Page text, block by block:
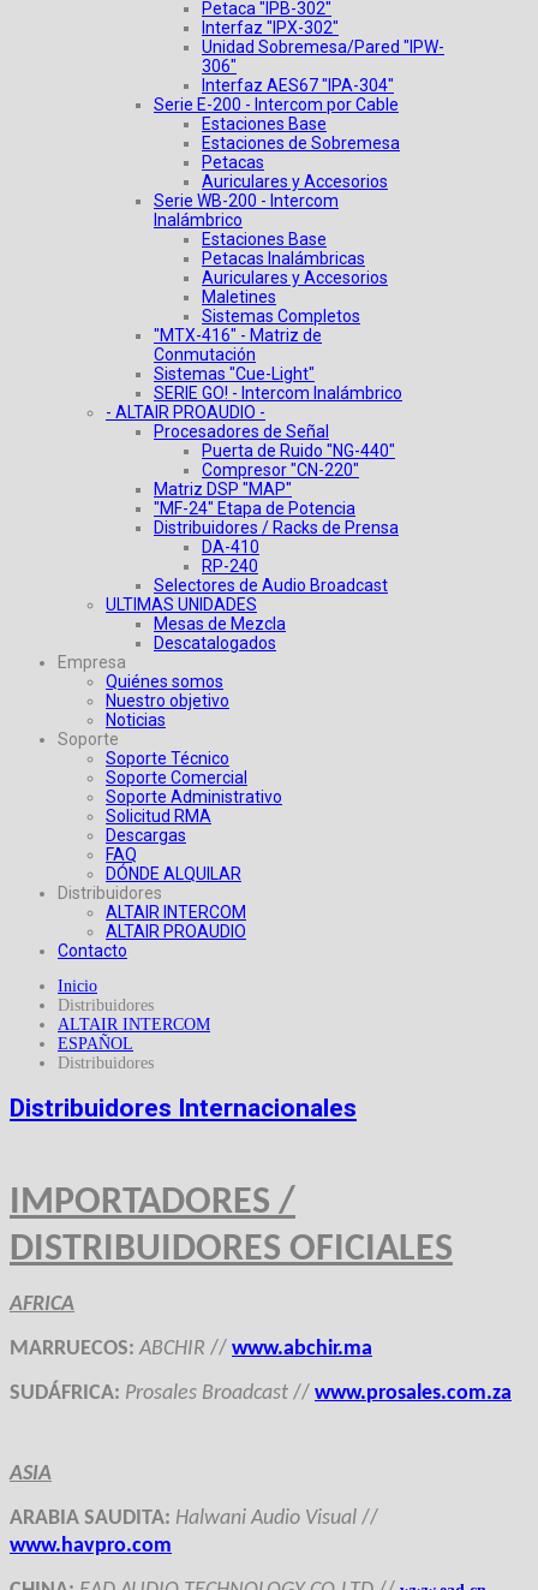
Petaca "IPB-302"
Interfaz "IPX-302"
Unidad Sobremesa/Pared "IPW-
306"
Interfaz AES67 "IPA-304"
Serie E-200 - Intercom por Cable
Estaciones Base
Estaciones de Sobremesa
Petacas
Auriculares y Accesorios
Serie WB-200 - Intercom
Inalámbrico
Estaciones Base
Petacas Inalámbricas
Auriculares y Accesorios
Maletines
Sistemas Completos
"MTX-416" - Matriz de
Conmutación
Sistemas "Cue-Light"
SERIE GO! - Intercom Inalámbrico
- ALTAIR PROAUDIO -
Procesadores de Señal
Puerta de Ruido "NG-440"
Compresor "CN-220"
Matriz DSP "MAP"
"MF-24" Etapa de Potencia
Distribuidores / Racks de Prensa
DA-410
RP-240
Selectores de Audio Broadcast
ULTIMAS UNIDADES
Mesas de Mezcla
Descatalogados
Empresa
Quiénes somos
Nuestro objetivo
Noticias
Soporte
Soporte Técnico
Soporte Comercial
Soporte Administrativo
Solicitud RMA
Descargas
FAQ
DÓNDE ALQUILAR
Distribuidores
ALTAIR INTERCOM
ALTAIR PROAUDIO
Contacto
Inicio
Distribuidores
ALTAIR INTERCOM
ESPAÑOL
Distribuidores
Distribuidores Internacionales
IMPORTADORES /
DISTRIBUIDORES OFICIALES
AFRICA
MARRUECOS: ABCHIR // www.abchir.ma
SUDÁFRICA: Prosales Broadcast // www.prosales.com.za
ASIA
ARABIA SAUDITA: Halwani Audio Visual //
www.havpro.com